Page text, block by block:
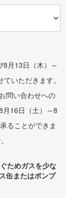
月13日（木）～
いただきます。
問い合わせへの
月16日（土）～8
ることができま
ためガスを少な
缶またはポンプ